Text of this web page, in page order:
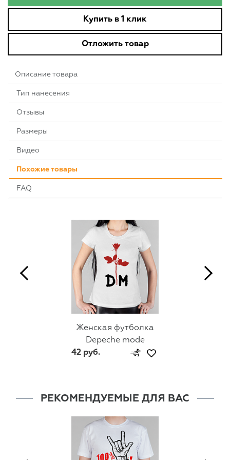
Купить в 1 клик
Отложить товар
Описание товара
Тип нанесения
Отзывы
Размеры
Видео
Похожие товары
FAQ
Женская футболка
Depeche mode
42 руб.
РЕКОМЕНДУЕМЫЕ ДЛЯ ВАС